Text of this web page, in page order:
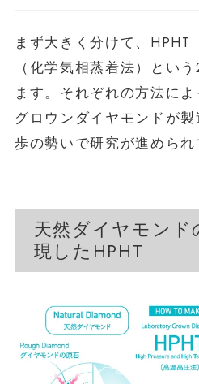
まず大きく分けて、HPHT
（化学気相蒸着法）とい
ます。それぞれの方法に
グロウンダイヤモンドが
歩の勢いで研究が進められ
天然ダイヤモンド
現したHPHT